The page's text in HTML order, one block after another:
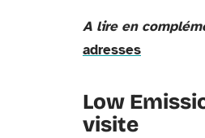
A lire en
adresses
Low
visite